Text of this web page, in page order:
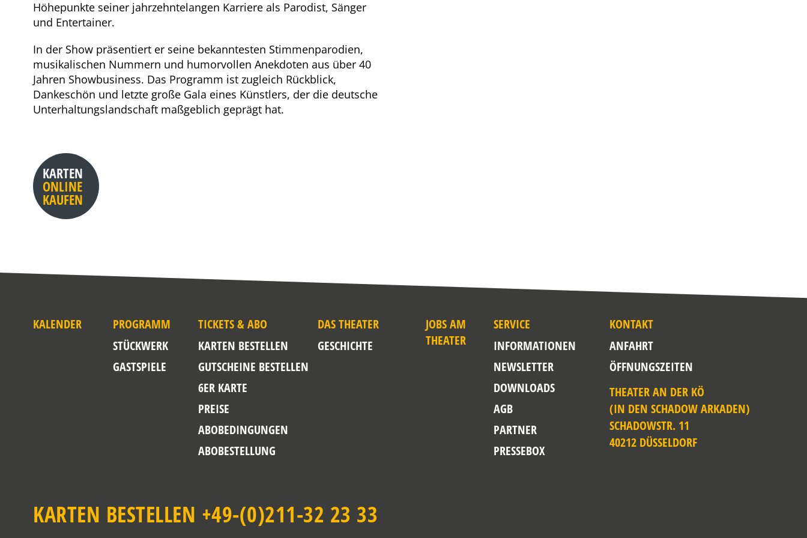
Höhepunkte seiner jahrzehntelangen Karriere als Parodist, Sänger
und Entertainer.
In der Show präsentiert er seine bekanntesten Stimmenparodien,
musikalischen Nummern und humorvollen Anekdoten aus über 40
Jahren Showbusiness. Das Programm ist zugleich Rückblick,
Dankeschön und letzte große Gala eines Künstlers, der die deutsche
Unterhaltungslandschaft maßgeblich geprägt hat.
KARTEN
ONLINE
KAUFEN
KALENDER
PROGRAMM
STÜCKWERK
GASTSPIELE
TICKETS & ABO
KARTEN BESTELLEN
GUTSCHEINE BESTELLEN
6ER KARTE
PREISE
ABOBEDINGUNGEN
ABOBESTELLUNG
DAS THEATER
GESCHICHTE
JOBS AM
THEATER
SERVICE
INFORMATIONEN
NEWSLETTER
DOWNLOADS
AGB
PARTNER
PRESSEBOX
KARTEN BESTELLEN +49-(0)211-32 23 33
KONTAKT
ANFAHRT
ÖFFNUNGSZEITEN
THEATER AN DER KÖ
(IN DEN SCHADOW ARKADEN)
SCHADOWSTR. 11
40212 DÜSSELDORF